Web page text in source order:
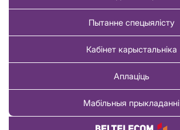
Пытанне спецыялісту
Кабінет карыстальніка
Аплаціць
Мабільныя прыкладанні